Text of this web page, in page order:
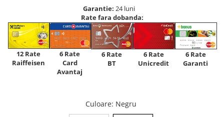
Garantie: 24 luni
Rate fara dobanda:
12 Rate
Raiffeisen
6 Rate
Card
Avantaj
6 Rate
BT
6 Rate
Unicredit
6 Rate
Garanti
Culoare: Negru